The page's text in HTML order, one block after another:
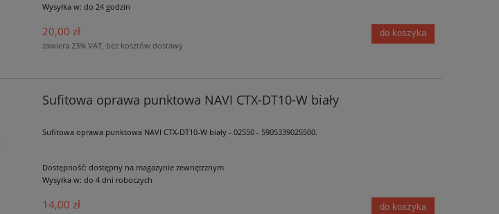
Oprawa zwis CHLOE x3 czarna złota
GU10 IP20
do koszyka
Lampa sufitowa Nowodvorski POLY
do koszyka
Lampa sufitowa
Wysyłka w: do 24 godzin
20,00 zł
zawiera 23% VAT, bez kosztów dostawy
do koszyka
Sufitowa oprawa punktowa NAVI CTX-DT10-W biały
Sufitowa oprawa punktowa NAVI CTX-DT10-W biały - 02550 - 5905339025500.
Dostępność: dostępny na magazynie zewnętrznym
Wysyłka w: do 4 dni roboczych
14,00 zł do koszyka